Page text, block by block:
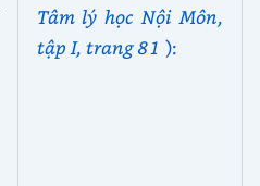
Tâm lý học Nội Môn,
tập I, trang 81 ):